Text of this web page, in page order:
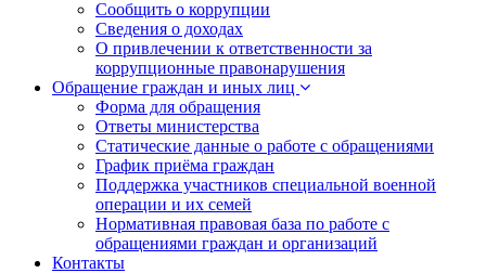
Сообщить о коррупции
Сведения о доходах
О привлечении к ответственности за
коррупционные правонарушения
Обращение граждан и иных лиц
Форма для обращения
Ответы министерства
Статические данные о работе с обращениями
График приёма граждан
Поддержка участников специальной военной
операции и их семей
Нормативная правовая база по работе с
обращениями граждан и организаций
Контакты